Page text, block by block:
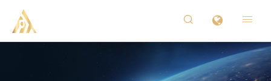
 